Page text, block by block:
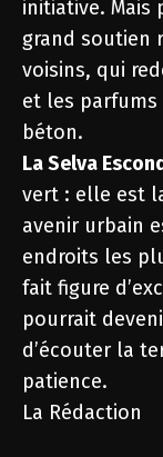
initiative. Mais
grand soutien
voisins, qui
et les
béton.
La Selva
vert : elle est
avenir urbain
endroits les
fait figure
pourrait
d’écouter la
patience.
La Rédaction